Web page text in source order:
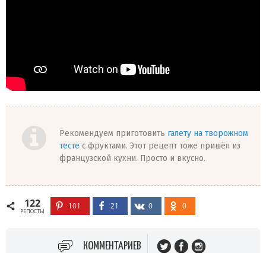
Рекомендуем приготовить галету на творожном
тесте с фруктами. Этот рецепт тоже пришёл из
французской кухни. Просто и вкусно.
122
РЕПОСТЫ
101 21 0 0
КОММЕНТАРИЕВ